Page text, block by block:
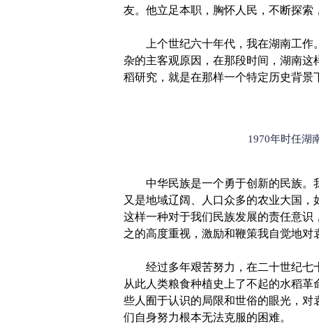
友。他立足本职，胸怀人民，不断探索
上个世纪六十年代，我在湖南工作。
杂的主客观原因，在那段时间，湖南
稻研究，就是在那样一个特定历史背景
1970年时任湖
中华民族是一个勇于创新的民族。我
又是地域辽阔、人口众多的农业大国
这样一种对于我们民族发展的责任意
之的高度重视，激励和鞭策我自觉地对
经过多年艰苦努力，在二十世纪七十
从此人类粮食种植史上了不起的水稻
些人囿于认识的局限和世俗的眼光，
们自身努力根本无法克服的困难。